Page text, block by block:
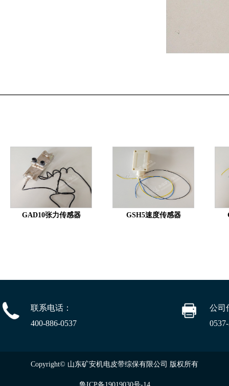
GAD10张力传感器 GSH5速度传感器
联系电话：
400-886-0537
公司
Copyright© 山东矿安机电皮带综保有限公司 版权所有